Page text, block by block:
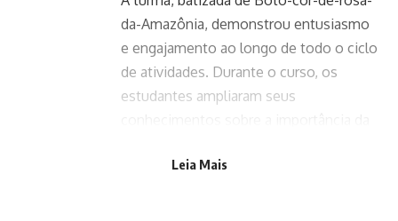
da-Amazônia, demonstrou entusiasmo
e engajamento ao longo de todo o ciclo
de atividades. Durante o curso, os
estudantes ampliaram seus
destaque para temas fundamentais
Leia Mais